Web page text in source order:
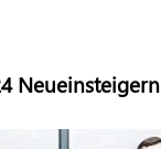
Neueinsteigern